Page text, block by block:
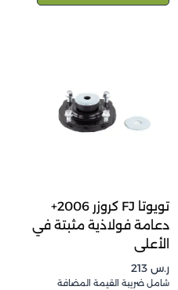
تويوتا FJ كروزر 2006+
دعامة فولاذية مثبتة في
الأعلى
ر.س
شامل ضريبة القيمة المضافة